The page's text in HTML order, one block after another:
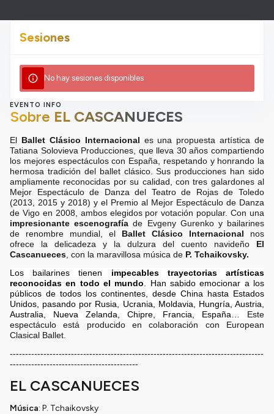
EVENTO INFO
Sobre EL CASCANUECES
El Ballet Clásico Internacional es una propuesta artística de
Tatiana Solovieva Producciones, que lleva 30 años compartiendo
los mejores espectáculos con España, respetando y honrando la
hermosa tradición del ballet clásico. Sus producciones han sido
ampliamente reconocidas por su calidad, con tres galardones al
Mejor Espectáculo de Danza del Teatro de Rojas de Toledo
(2013, 2015 y 2018) y el Premio al Mejor Espectáculo de Danza
de Vigo en 2008, ambos elegidos por votación popular.Con una
impresionante escenografíade Evgeny Gurenko y bailarines
de renombre mundial, el Ballet Clásico Internacional nos
ofrece la delicadeza y la dulzura del cuento navideño El
Cascanueces con la maravillosa música de P. Tchaikovsky.
Los bailarines tienen impecables trayectorias artísticas
reconocidas en todo el mundo . Han sabido emocionar a los
públicos de todos los continentes, desde China hasta Estados
Unidos, pasando por Rusia, Ucrania, Moldavia, Hungría, Austria,
Australia, Nueva Zelanda, Chipre, Francia, España…
Este
espectáculo está producido en colaboración con European
Clasical Ballet.
-----------------------------------------------------------------------------------
------------------------------------------
EL CASCANUECES
Música: P. Tchaikovsky
Sesiones
info No hay sesiones disponibles